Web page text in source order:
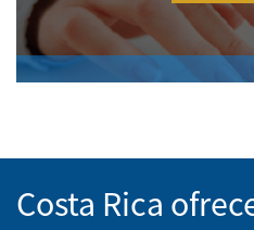
Costa Rica